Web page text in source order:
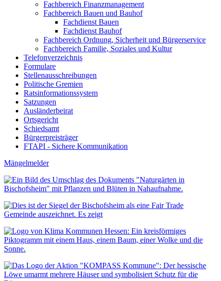
Fachbereich Finanzmanagement
Fachbereich Bauen und Bauhof
Fachdienst Bauen
Fachdienst Bauhof
Fachbereich Ordnung, Sicherheit und Bürgerservice
Fachbereich Familie, Soziales und Kultur
Telefonverzeichnis
Formulare
Stellenausschreibungen
Politische Gremien
Ratsinformationssystem
Satzungen
Ausländerbeirat
Ortsgericht
Schiedsamt
Bürgerpreisträger
FTAPI - Sichere Kommunikation
Mängelmelder